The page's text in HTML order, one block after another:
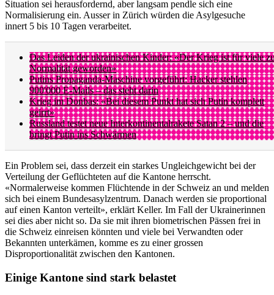
Situation sei herausfordernd, aber langsam pendle sich eine
Normalisierung ein. Ausser in Zürich würden die Asylgesuche
innert 5 bis 10 Tagen verarbeitet.
Das Leiden der ukrainischen Kinder: «Der Krieg ist für viele
Normalität geworden»
Putins Propaganda-Maschine vorgeführt: Hacker stehlen
900'000 E-Mails – das steht darin
Krieg im Donbas: «Bei diesem Punkt hat sich Putin komplett
geirrt»
Russland testet neue Interkontinentalrakete Satan 2 – und die
bringt Putin ins Schwärmen
Ein Problem sei, dass derzeit ein starkes Ungleichgewicht bei der
Verteilung der Geflüchteten auf die Kantone herrscht.
«Normalerweise kommen Flüchtende in der Schweiz an und melden
sich bei einem Bundesasylzentrum. Danach werden sie proportional
auf einen Kanton verteilt», erklärt Keller. Im Fall der Ukrainerinnen
sei dies aber nicht so. Da sie mit ihren biometrischen Pässen frei in
die Schweiz einreisen könnten und viele bei Verwandten oder
Bekannten unterkämen, komme es zu einer grossen
Disproportionalität zwischen den Kantonen.
Einige Kantone sind stark belastet